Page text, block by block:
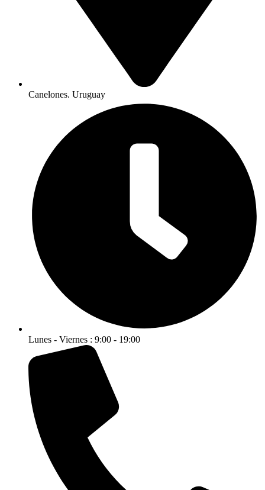
Canelones. Uruguay
Lunes - Viernes : 9:00 - 19:00